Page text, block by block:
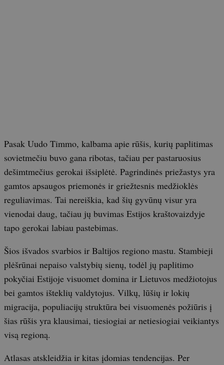
Pasak Uudo Timmo, kalbama apie rūšis, kurių paplitimas
sovietmečiu buvo gana ribotas, tačiau per pastaruosius
dešimtmečius gerokai išsiplėtė. Pagrindinės priežastys yra
gamtos apsaugos priemonės ir griežtesnis medžioklės
reguliavimas. Tai nereiškia, kad šių gyvūnų visur yra
vienodai daug, tačiau jų buvimas Estijos kraštovaizdyje
tapo gerokai labiau pastebimas.
Šios išvados svarbios ir Baltijos regiono mastu. Stambieji
plėšrūnai nepaiso valstybių sienų, todėl jų paplitimo
pokyčiai Estijoje visuomet domina ir Lietuvos medžiotojus
bei gamtos išteklių valdytojus. Vilkų, lūšių ir lokių
migracija, populiacijų struktūra bei visuomenės požiūris į
šias rūšis yra klausimai, tiesiogiai ar netiesiogiai veikiantys
visą regioną.
Atlasas atskleidžia ir kitas įdomias tendencijas. Per